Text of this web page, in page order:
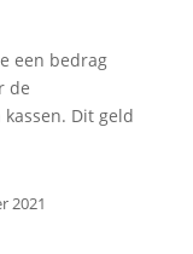
een bedrag
de
Dit geld
2021